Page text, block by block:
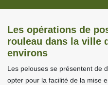
Les opérations de
rouleau dans la ville
environs
Les pelouses se présentent de
opter pour la facilité de la mise